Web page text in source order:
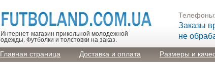
Интернет-магазин прикольной молодежной
одежды. Футболки и толстовки на заказ.
Телефоны:
Заказы
не
Главная страница Доставка и оплата Размеры и